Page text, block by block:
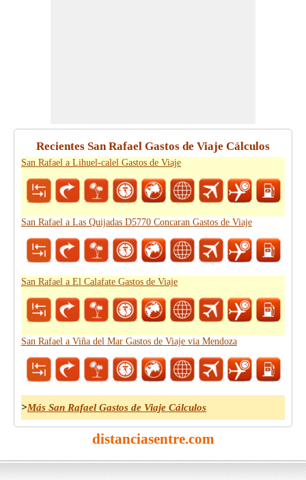
Recientes San Rafael Gastos de Viaje Cálculos
San Rafael a Lihuel-calel Gastos de Viaje
San Rafael a Las Quijadas D5770 Concaran Gastos de Viaje
San Rafael a El Calafate Gastos de Viaje
San Rafael a Viña del Mar Gastos de Viaje via Mendoza
>Más San Rafael Gastos de Viaje Cálculos
distanciasentre.com